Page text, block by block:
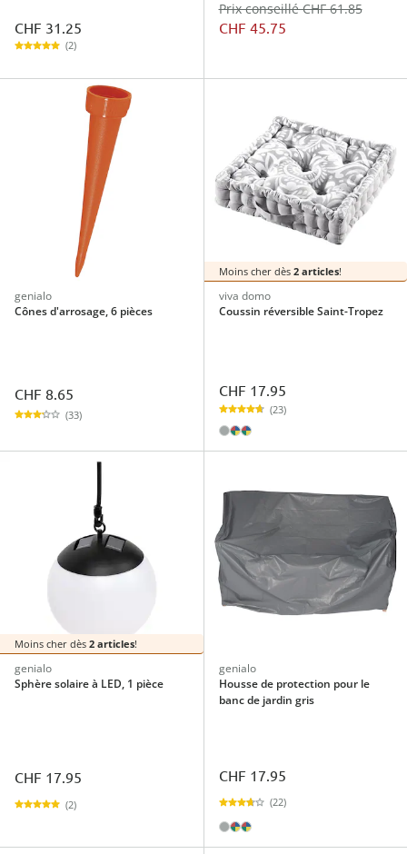
CHF 31.25
(2)
CHF 45.75
Prix conseillé CHF 61.85
genialo
Cônes d'arrosage, 6 pièces
CHF 8.65
(33)
Moins cher dès 2 articles!
viva domo
Coussin réversible Saint-Tropez
CHF 17.95
(23)
Moins cher dès 2 articles!
genialo
Sphère solaire à LED, 1 pièce
CHF 17.95
(2)
genialo
Housse de protection pour le
banc de jardin gris
CHF 17.95
(22)